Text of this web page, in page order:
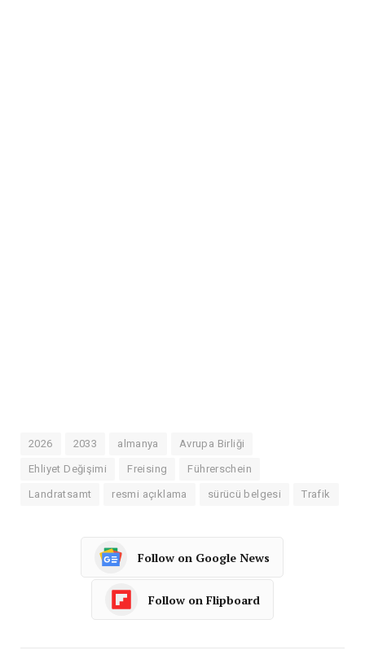
2026 2033 almanya Avrupa Birliği
Ehliyet Değişimi Freising Führerschein
Landratsamt resmi açıklama sürücü belgesi Trafik
Follow on Google News
Follow on Flipboard